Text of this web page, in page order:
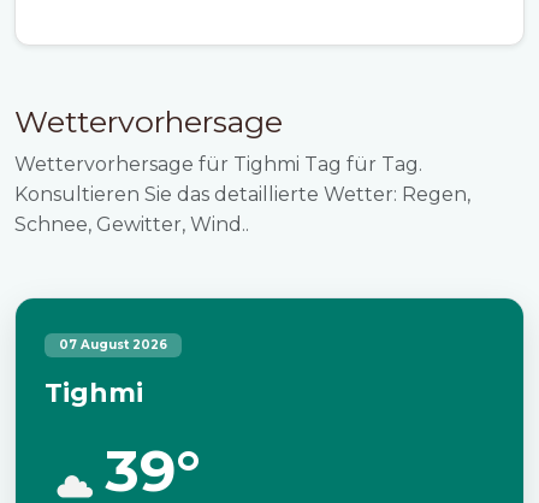
Wettervorhersage
Wettervorhersage für Tighmi Tag für Tag.
Konsultieren Sie das detaillierte Wetter: Regen,
Schnee, Gewitter, Wind..
07 August 2026
Tighmi
39°